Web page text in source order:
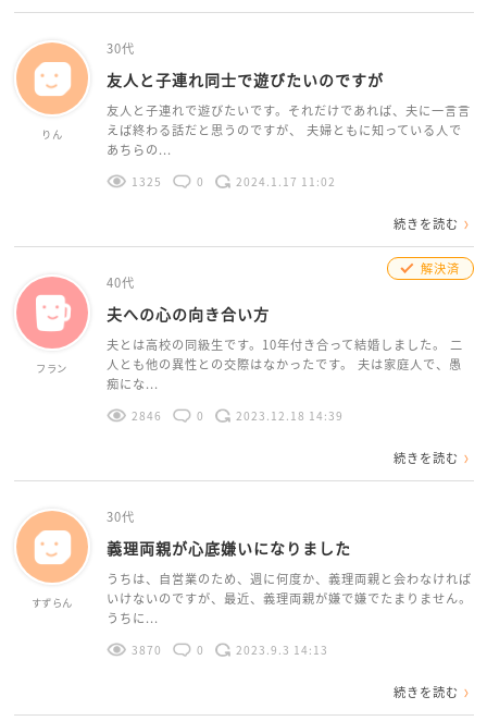
りん
30代
友人と子連れ同士で遊びたいのですが
友人と子連れで遊びたいです。それだけであれば、夫に一言言
えば終わる話だと思うのですが、 夫婦ともに知っている人で
あちらの...
1325 0 2024.1.17 11:02
続きを読む
フラン
解決済
40代
夫への心の向き合い方
夫とは高校の同級生です。10年付き合って結婚しました。 二
人とも他の異性との交際はなかったです。 夫は家庭人で、愚
痴にな...
2846 0 2023.12.18 14:39
続きを読む
すずらん
30代
義理両親が心底嫌いになりました
うちは、自営業のため、週に何度か、義理両親と会わなければ
いけないのですが、最近、義理両親が嫌で嫌でたまりません。
うちに...
3870 0 2023.9.3 14:13
続きを読む